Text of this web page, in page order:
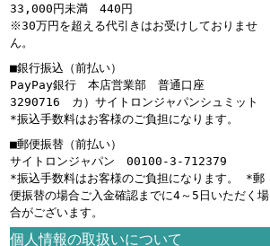
33,000円未満 440円
※30万円を超える代引きはお受けしておりませ
ん。
■銀行振込（前払い）
PayPay銀行 本店営業部 普通口座
3290716 カ）サイトロンジャパンシュミット
*振込手数料はお客様のご負担になります。
■郵便振替（前払い）
サイトロンジャパン 00100-3-712379
*振込手数料はお客様のご負担になります。 *郵
便振替の場合ご入金確認までに4～5日いただく場
合がございます。
個人情報の取扱いについて